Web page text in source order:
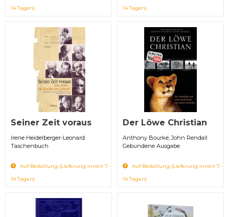
14 Tagen)
14 Tagen)
Seiner Zeit voraus
Irene Heidelberger-Leonard
Taschenbuch
Auf Bestellung (Lieferung innert 7-
14 Tagen)
Der Löwe Christian
Anthony Bourke, John Rendall
Gebundene Ausgabe
Auf Bestellung (Lieferung innert 7-
14 Tagen)